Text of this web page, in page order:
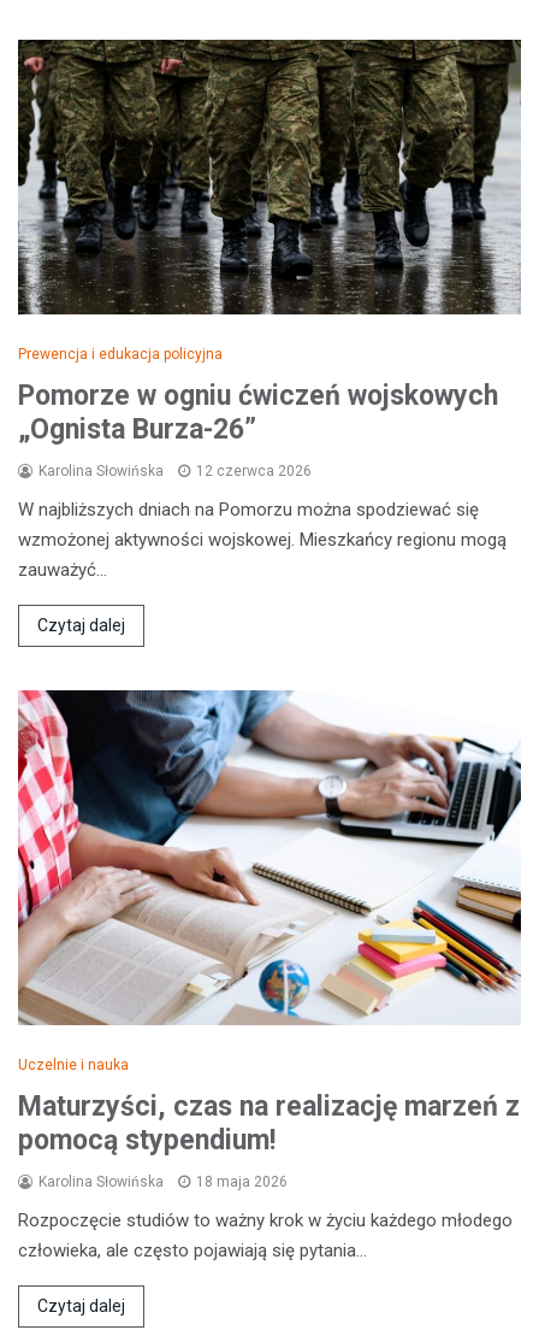
Prewencja i edukacja policyjna
Pomorze w ogniu ćwiczeń wojskowych
„Ognista Burza-26”
Karolina Słowińska 12 czerwca 2026
W najbliższych dniach na Pomorzu można spodziewać się
wzmożonej aktywności wojskowej. Mieszkańcy regionu mogą
zauważyć…
Czytaj dalej
Uczelnie i nauka
Maturzyści, czas na realizację marzeń z
pomocą stypendium!
Karolina Słowińska 18 maja 2026
Rozpoczęcie studiów to ważny krok w życiu każdego młodego
człowieka, ale często pojawiają się pytania…
Czytaj dalej